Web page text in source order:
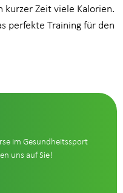
Zeit viele Kalorien.
perfekte Training für den
im Gesundheitssport
uns auf Sie!